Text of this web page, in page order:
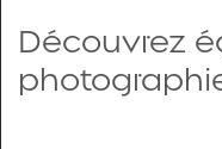
Découvrez